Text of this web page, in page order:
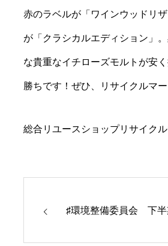
赤のラベルが「ワインウッドリ
が「クラシカルエディション」
な貴重なイチローズモルトが安
勝ちです！ぜひ、リサイクルマ
総合リユースショップリサイク
♯環境整備委員会 下半